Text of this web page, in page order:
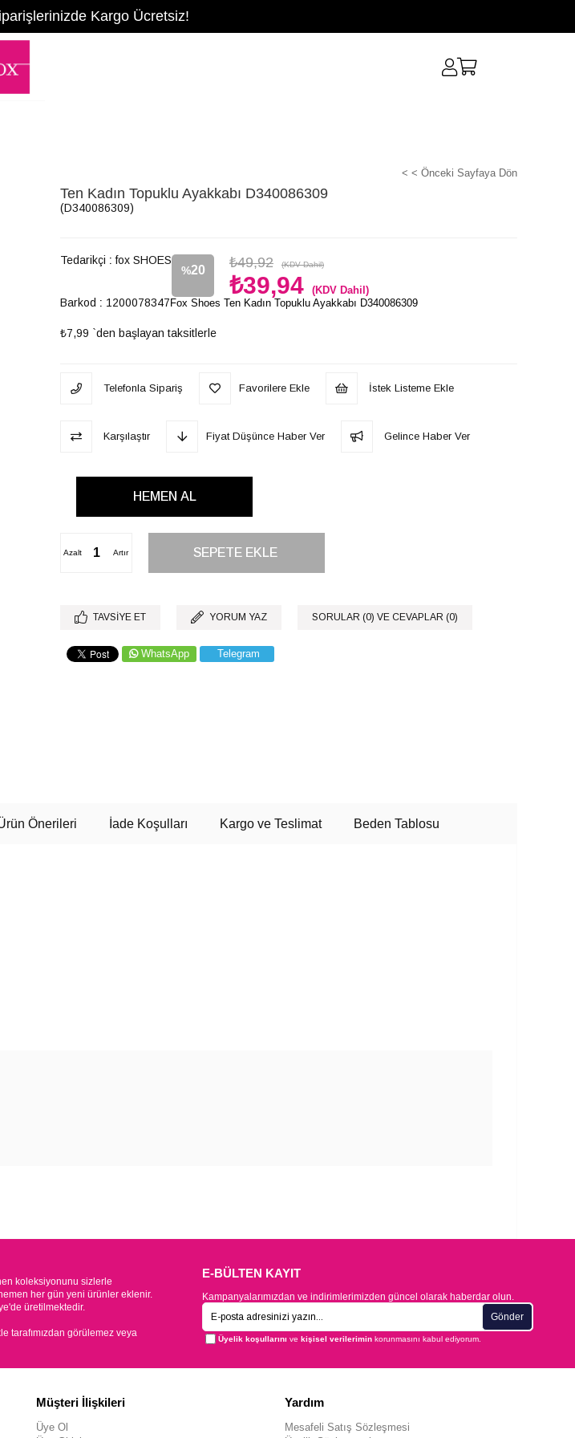
Kargo Ücretsiz!
< < Önceki Sayfaya Dön
Ten Kadın Topuklu Ayakkabı D340086309
(D340086309)
Tedarikçi : fox SHOES
%20
İndirim
₺49,92 (KDV Dahil)
₺39,94 (KDV Dahil)
Barkod : 1200078347
₺7,99 `den başlayan taksitlerle
Fox Shoes Ten Kadın Topuklu Ayakkabı D340086309
Telefonla Sipariş Favorilere Ekle İstek Listeme Ekle
Karşılaştır Fiyat Düşünce Haber Ver Gelince Haber Ver
Artır
Azalt
TAVSIYE ET YORUM YAZ SORULAR (0) VE CEVAPLAR (0)
WhatsApp Telegram
Önerileri İade Koşulları Kargo ve Teslimat Beden Tablosu
koleksiyonunu sizlerle
her gün yeni ürünler eklenir.
üretilmektedir.
tarafımızdan görülemez veya
E-BÜLTEN KAYIT
Kampanyalarımızdan ve indirimlerimizden güncel olarak haberdar olun.
Gönder
Üyelik koşullarını ve kişisel verileriminkorunmasını kabul ediyorum.
Müşteri İlişkileri
Üye Ol
Yardım
Mesafeli Satış Sözleşmesi